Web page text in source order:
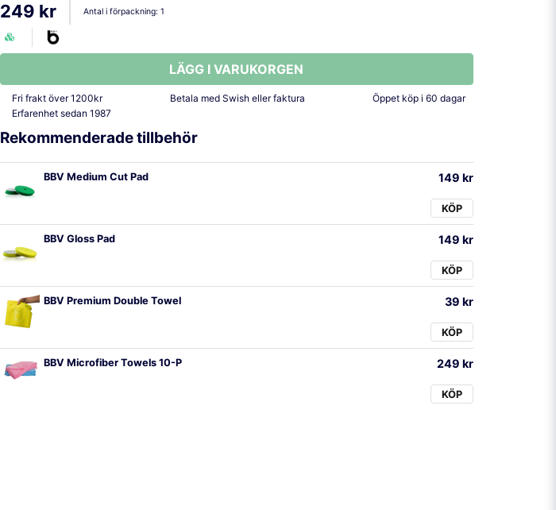
249 kr Antal i förpackning: 1
LÄGG I VARUKORGEN
Fri frakt över 1200kr Betala med Swish eller faktura
Öppet köp i 60 dagar
Erfarenhet sedan 1987
Rekommenderade tillbehör
BBV Medium Cut Pad 149 kr
KÖP
BBV Gloss Pad 149 kr
KÖP
BBV Premium Double Towel 39 kr
KÖP
BBV Microfiber Towels 10-P 249 kr
KÖP